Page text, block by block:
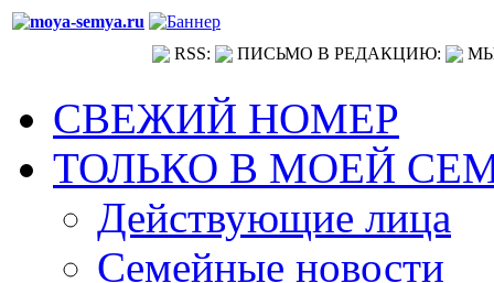
RSS: ПИСЬМО В РЕДАКЦИЮ:
СВЕЖИЙ НОМЕР
ТОЛЬКО В МОЕЙ
Действующие лица
Семейные новости